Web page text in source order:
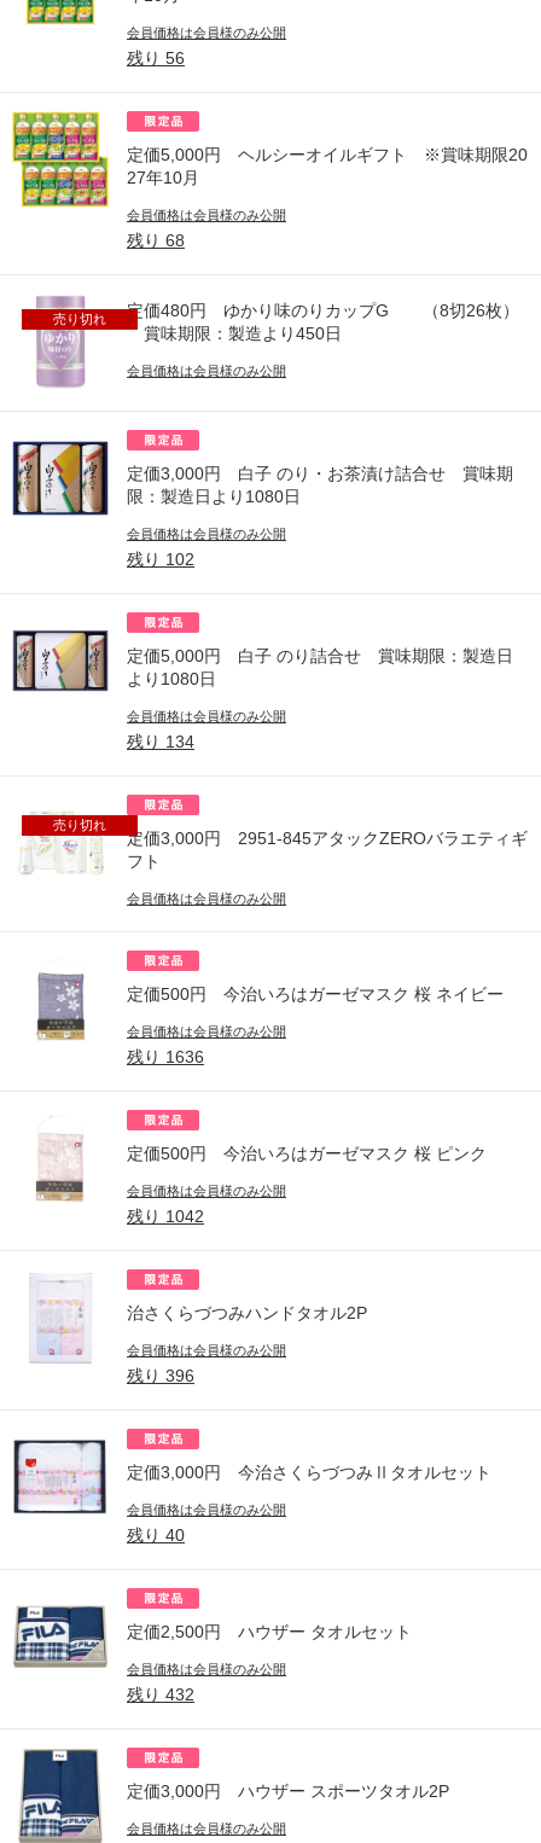
会員価格は会員様のみ公開
残り 56
定価5,000円 ヘルシーオイルギフト ※賞味期限20
27年10月
会員価格は会員様のみ公開
残り 68
定価480円 ゆかり味のりカップG （8切26枚）
賞味期限：製造より450日
会員価格は会員様のみ公開
売り切れ
定価3,000円 白子 のり・お茶漬け詰合せ 賞味期
限：製造日より1080日
会員価格は会員様のみ公開
残り 102
定価5,000円 白子 のり詰合せ 賞味期限：製造日
より1080日
会員価格は会員様のみ公開
残り 134
定価3,000円 2951-845アタックZEROバラエティギ
フト
会員価格は会員様のみ公開
売り切れ
定価500円 今治いろはガーゼマスク 桜 ネイビー
会員価格は会員様のみ公開
残り 1636
定価500円 今治いろはガーゼマスク 桜 ピンク
会員価格は会員様のみ公開
残り 1042
治さくらづつみハンドタオル2P
会員価格は会員様のみ公開
残り 396
定価3,000円 今治さくらづつみⅡタオルセット
会員価格は会員様のみ公開
残り 40
定価2,500円 ハウザー タオルセット
会員価格は会員様のみ公開
残り 432
定価3,000円 ハウザー スポーツタオル2P
会員価格は会員様のみ公開